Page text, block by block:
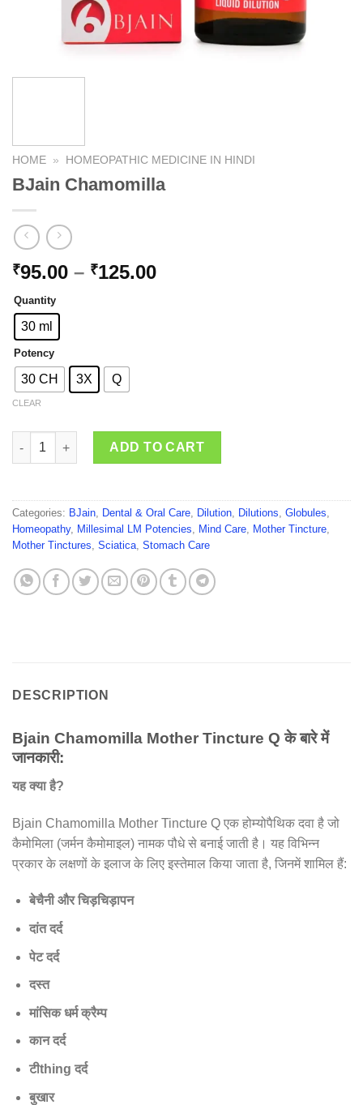
HOME » HOMEOPATHIC MEDICINE IN HINDI
BJain Chamomilla
₹95.00 – ₹125.00Price
Quantity
30 ml
Potency
30 CH 3X Q
CLEAR
BJain Chamomilla quantity
ADD TO CART
Categories: BJain, Dental & Oral Care, Dilution, Dilutions, Globules,
Homeopathy, Millesimal LM Potencies, Mind Care, Mother Tincture,
Mother Tinctures, Sciatica, Stomach Care
DESCRIPTION
Bjain Chamomilla Mother Tincture Q के बारे में
जानकारी:
यह क्या है?
Bjain Chamomilla Mother Tincture Q एक होम्योपैथिक दवा है जो
कैमोमिला (जर्मन कैमोमाइल) नामक पौधे से बनाई जाती है। यह विभिन्न
प्रकार के लक्षणों के इलाज के लिए इस्तेमाल किया जाता है, जिनमें शामिल हैं:
बेचैनी और चिड़चिड़ापन
दांत दर्द
पेट दर्द
दस्त
मांसिक धर्म क्रैम्प
कान दर्द
टीthing दर्द
बुखार